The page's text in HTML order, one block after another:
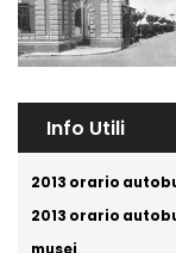
Info Utili
2013 orario
2013 orario